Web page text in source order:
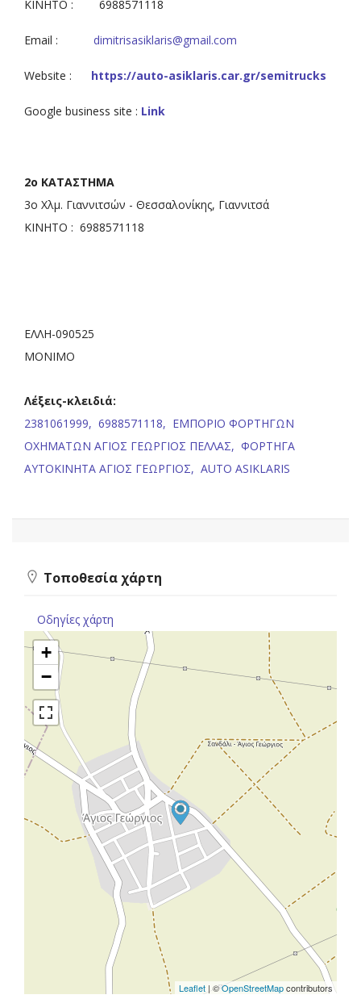
ΚΙΝΗΤΟ : 6988571118
Email : dimitrisasiklaris@gmail.com
Website : https://auto-asiklaris.car.gr/semitrucks
Google business site : Link
2ο ΚΑΤΑΣΤΗΜΑ
3ο Χλμ. Γιαννιτσών - Θεσσαλονίκης, Γιαννιτσά
ΚΙΝΗΤΟ : 6988571118
ΕΛΛΗ-090525
ΜΟΝΙΜΟ
Λέξεις-κλειδιά:
2381061999, 6988571118, ΕΜΠΟΡΙΟ ΦΟΡΤΗΓΩΝ
ΟΧΗΜΑΤΩΝ ΑΓΙΟΣ ΓΕΩΡΓΙΟΣ ΠΕΛΛΑΣ, ΦΟΡΤΗΓΑ
ΑΥΤΟΚΙΝΗΤΑ ΑΓΙΟΣ ΓΕΩΡΓΙΟΣ, AUTO ASIKLARIS
Τοποθεσία χάρτη
Οδηγίες χάρτη
+
−
Leaflet | ©OpenStreetMapcontributors